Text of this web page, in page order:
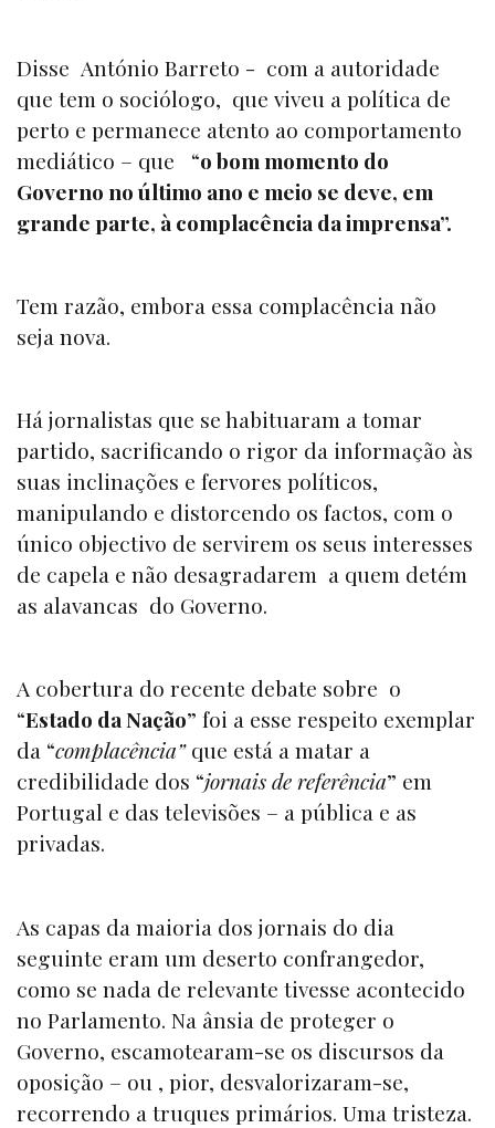
Disse António Barreto - com a autoridade
que tem o sociólogo, que viveu a política de
perto e permanece atento ao comportamento
mediático – que “o bom momento do
Governo no último ano e meio se deve, em
grande parte, à complacência da imprensa”.
Tem razão, embora essa complacência não
seja nova.
Há jornalistas que se habituaram a tomar
partido, sacrificando o rigor da informação às
suas inclinações e fervores políticos,
manipulando e distorcendo os factos, com o
único objectivo de servirem os seus interesses
de capela e não desagradarem a quem detém
as alavancas do Governo.
A cobertura do recente debate sobre o
“Estado da Nação” foi a esse respeito exemplar
da “complacência”que está a matar a
credibilidade dos “jornais de referência” em
Portugal e das televisões – a pública e as
privadas.
As capas da maioria dos jornais do dia
seguinte eram um deserto confrangedor,
como se nada de relevante tivesse acontecido
no Parlamento. Na ânsia de proteger o
Governo, escamotearam-se os discursos da
oposição – ou , pior, desvalorizaram-se,
recorrendo a truques primários. Uma tristeza.